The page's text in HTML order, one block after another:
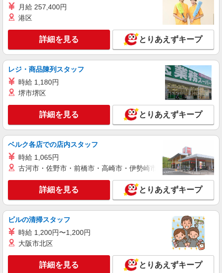
キープ 詳細を見る
株式会社kotrio /●HR-H-2078576
＜土橋駅＞元気も、プライベートも諦めない＊
週3〜OK/看護助手
時給1500円〜2125円 ＜日払い有/週払い有/交
キープ 詳細を見る
派遣社員
（株）ウィルオブ・ワークCW 広島支店/ms340101
時給1350円 ◆前払い・日払い・週払いOK
広島県広島市中区
キープ 詳細を見る
アルバイト
日研トータルソーシング株式会社 メディカルケア事業部/広島オフィ
ス【看護助手】
看護助手（ナースエイド）
時給1,300円 ★週払いOK（規定あり） ※給与
月給 257,400円
港区
詳細を見る とりあえずキープ
レジ・商品陳列スタッフ
時給 1,180円
堺市堺区
詳細を見る とりあえずキープ
ベルク各店での店内スタッフ
時給 1,065円
古河市・佐野市・前橋市・高崎市・伊勢崎市・太田市・館林市
詳細を見る とりあえずキープ
ビルの清掃スタッフ
時給 1,200円〜1,200円
大阪市北区
詳細を見る とりあえずキープ